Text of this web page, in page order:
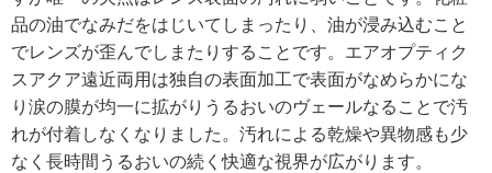
品の油でなみだをはじいてしまったり、油が浸み込むこと
でレンズが歪んでしまたりすることです。エアオプティク
スアクア遠近両用は独自の表面加工で表面がなめらかにな
り涙の膜が均一に拡がりうるおいのヴェールなることで汚
れが付着しなくなりました。汚れによる乾燥や異物感も少
なく長時間うるおいの続く快適な視界が広がります。